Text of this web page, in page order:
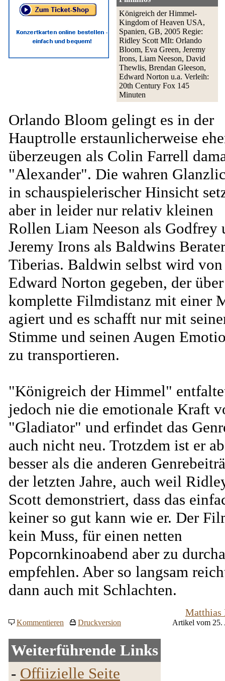
Königreich der Himmel-
Kingdom of Heaven USA,
Spanien, GB, 2005 Regie:
Ridley Scott MIt: Orlando
Bloom, Eva Green, Jeremy
Irons, Liam Neeson, David
Thewlis, Brendan Gleeson,
Edward Norton u.a. Verleih:
20th Century Fox 145
Minuten
Orlando Bloom gelingt es in der
Hauptrolle erstaunlicherweise
überzeugen als Colin Farrell
"Alexander". Die wahren
in schauspielerischer Hinsicht
aber in leider nur relativ kleinen
Rollen Liam Neeson als Godfrey
Jeremy Irons als Baldwins Berater
Tiberias. Baldwin selbst wird von
Edward Norton gegeben, der
komplette Filmdistanz mit einer
agiert und es schafft nur mit
Stimme und seinen Augen
zu transportieren.
"Königreich der Himmel"
jedoch nie die emotionale Kraft
"Gladiator" und erfindet das
auch nicht neu. Trotzdem ist er
besser als die anderen
der letzten Jahre, auch weil
Scott demonstriert, dass das
keiner so gut kann wie er. Der
kein Muss, für einen netten
Popcornkinoabend aber zu
empfehlen. Aber so langsam
dann auch mit Schlachten.
Matthias
Kommentieren Druckversion Artikel vom 25.
Weiterführende Links
- Offiizielle Seite